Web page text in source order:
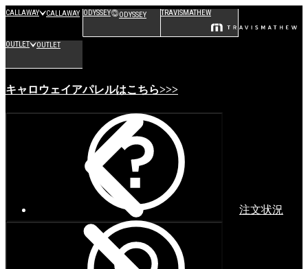
CALLAWAY CALLAWAY ODYSSEY ODYSSEY TRAVISMATHEW
OUTLET OUTLET
キャロウェイアパレルはこちら>>>
注文状況